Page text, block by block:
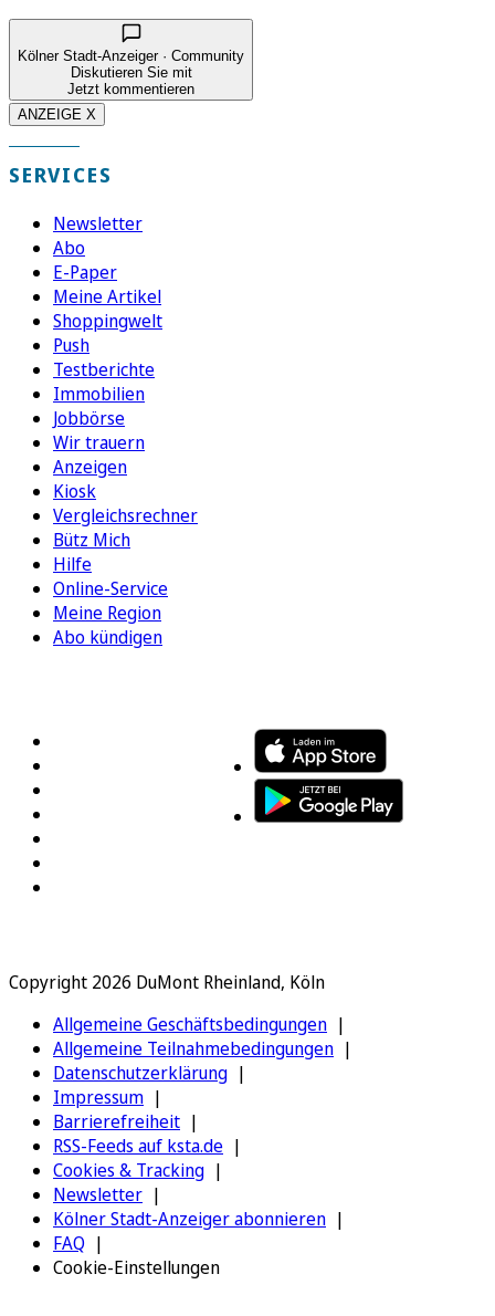
Kölner Stadt-Anzeiger · Community
Diskutieren Sie mit
Jetzt kommentieren
ANZEIGE X
SERVICES
Newsletter
Abo
E-Paper
Meine Artikel
Shoppingwelt
Push
Testberichte
Immobilien
Jobbörse
Wir trauern
Anzeigen
Kiosk
Vergleichsrechner
Bütz Mich
Hilfe
Online-Service
Meine Region
Abo kündigen
Copyright 2026 DuMont Rheinland, Köln
Allgemeine Geschäftsbedingungen
Allgemeine Teilnahmebedingungen
Datenschutzerklärung
Impressum
Barrierefreiheit
RSS-Feeds auf ksta.de
Cookies & Tracking
Newsletter
Kölner Stadt-Anzeiger abonnieren
FAQ
Cookie-Einstellungen